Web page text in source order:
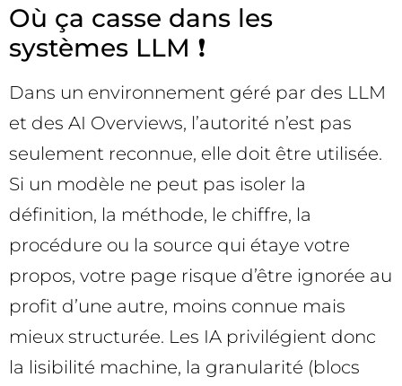
Où ça casse dans les
systèmes LLM ❗
Dans un environnement géré par des LLM
et des AI Overviews, l’autorité n’est pas
seulement reconnue, elle doit être utilisée.
Si un modèle ne peut pas isoler la
définition, la méthode, le chiffre, la
procédure ou la source qui étaye votre
propos, votre page risque d’être ignorée au
profit d’une autre, moins connue mais
mieux structurée. Les IA privilégient donc
la lisibilité machine, la granularité (blocs